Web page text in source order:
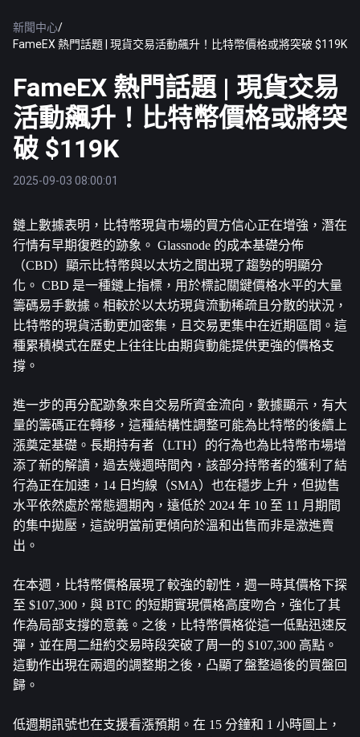
新聞中心/
FameEX 熱門話題 | 現貨交易活動飆升！比特幣價格或將突破 $119K
FameEX 熱門話題 | 現貨交易
活動飆升！比特幣價格或將突
破 $119K
2025-09-03 08:00:01
鏈上數據表明， 比特幣現貨市場的買方信心正在增強，潛在
行情有早期復甦的跡象。 Glassnode 的成本基礎分佈
（CBD）顯示比特幣與以太坊之間出現了趨勢的明顯分
化。 CBD 是一種鏈上指標，用於標記關鍵價格水平的大量
籌碼易手數據。相較於以太坊現貨流動稀疏且分散的狀況，
比特幣的現貨活動更加密集，且交易更集中在近期區間。這
種累積模式在歷史上往往比由期貨動能提供更強的價格支
撐。
進一步的再分配跡象來自交易所資金流向，數據顯示，有大
量的籌碼正在轉移，這種結構性調整可能為比特幣的後續上
漲奠定基礎。長期持有者（LTH）的行為也為比特幣市場增
添了新的解讀，過去幾週時間內，該部分持幣者的獲利了結
行為正在加速，14 日均線（SMA）也在穩步上升，但拋售
水平依然處於常態週期內，遠低於 2024 年 10 至 11 月期間
的集中拋壓，這說明當前更傾向於溫和出售而非是激進賣
出。
在本週，比特幣價格展現了較強的韌性，週一時其價格下探
至 $107,300，與 BTC 的短期實現價格高度吻合，強化了其
作為局部支撐的意義。之後，比特幣價格從這一低點迅速反
彈，並在周二紐約交易時段突破了周一的 $107,300 高點。
這動作出現在兩週的調整期之後，凸顯了盤整過後的買盤回
歸。
低週期訊號也在支援看漲預期。在 15 分鐘和 1 小時圖上，